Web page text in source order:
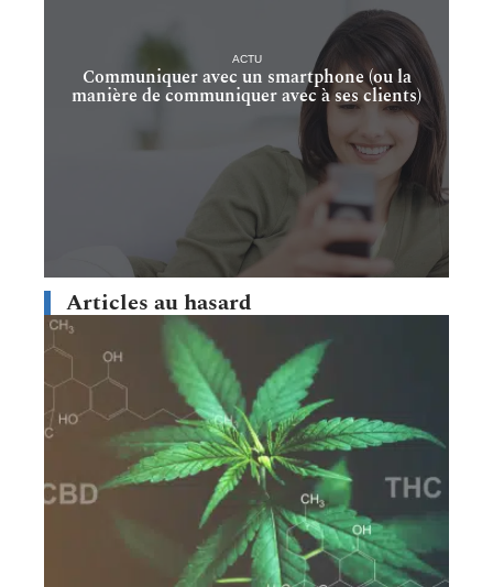
ACTU
Communiquer avec un smartphone (ou la
manière de communiquer avec à ses clients)
Articles au hasard